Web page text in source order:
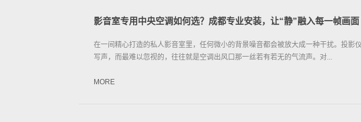
影音室专用中央空调如何选？成都专业安装，让“静”融入每一帧画面
在一间精心打造的私人影音室里，任何微小的背景噪音都会被放大成一种干扰。投影
写声，而最难以忽视的，往往就是空调出风口那一丝若有若无的气流声。对...
MORE